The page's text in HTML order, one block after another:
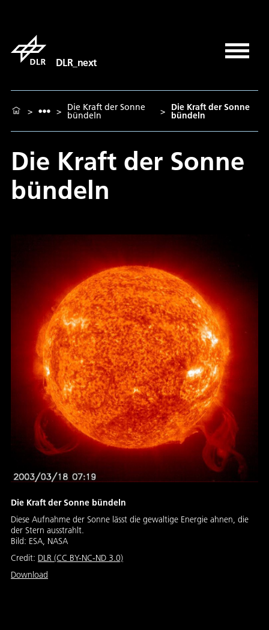
DLR_next
> > Die Kraft der Sonne
bündeln > Die Kraft der Sonne
bündeln
Die Kraft der Sonne
bündeln
Die Kraft der Sonne bündeln
Diese Aufnahme der Sonne lässt die gewaltige Energie ahnen, die
der Stern ausstrahlt.
Bild: ESA, NASA
Credit: DLR (CC BY-NC-ND 3.0)
Download